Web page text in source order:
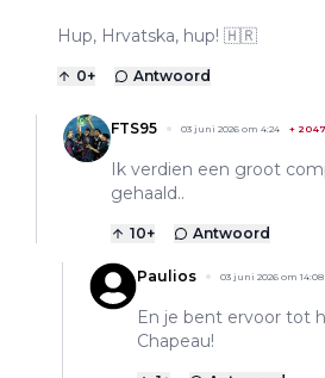
Hup, Hrvatska, hup! 🇭🇷
0+ Antwoord
FTS95 03 juni 2026 om 4:24 +
Ik verdien een groot
gehaald..
10+ Antwoord
Paulios 03 juni 2026 om 14:08
En je bent ervoor tot
Chapeau!